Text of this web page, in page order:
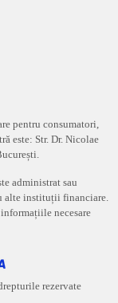
pentru consumatori,
este: Str. Dr. Nicolae
administrat sau
alte instituții financiare.
necesare
rezervate